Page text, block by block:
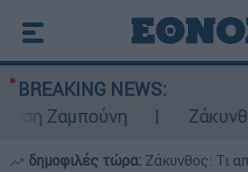
BREAKING NEWS:
Ζάκυνθος:
δημοφιλές τώρα: Ζάκυνθος: Τι